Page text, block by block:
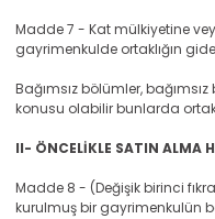
Madde 7 - Kat mülkiyetine
gayrimenkulde ortaklığın
Bağımsız bölümler,
konusu olabilir bunlarda
II- ÖNCELİKLE SATIN ALMA
Madde 8 - (Değişik birinci
kurulmuş bir gayrimenkulün